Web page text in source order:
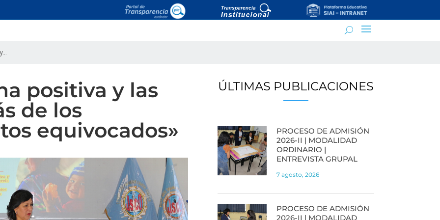
positiva y las
de los
equivocados»
ÚLTIMAS PUBLICACIONES
PROCESO DE ADMISIÓN
2026-II | MODALIDAD
ORDINARIO |
ENTREVISTA GRUPAL
7 agosto, 2026
PROCESO DE ADMISIÓN
2026-II | MODALIDAD